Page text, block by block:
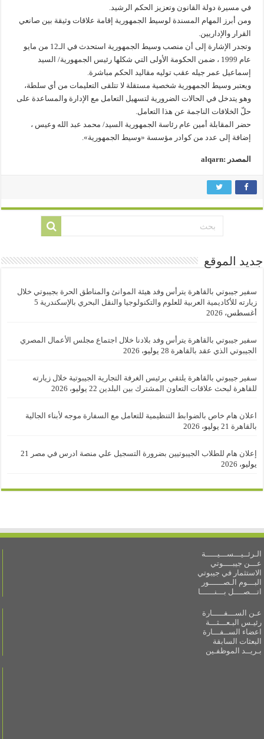
في مسيرة دولة القانون وتعزيز الحكم الرشيد.
ومن أبرز المهام المسندة لوسيط الجمهورية إقامة علاقات وثيقة بين صانعي
القرار والإداريين.
وتجدر الإشارة إلى أن منصب وسيط الجمهورية استحدث في الـ12 من مايو
عام 1999 ، ضمن الحكومة الأولى التي شكلها رئيس الجمهورية/ السيد
إسماعيل عمر جيله عقب توليه مقاليد الحكم مباشرة.
ويعتبر وسيط الجمهورية شخصية مستقلة لا تتلقى التعليمات من أي سلطة،
وهو يتدخل في الحالات الضرورية لتسهيل التعامل مع الإدارة والمساعدة على
حلّ الخلافات الناجمة عن هذا التعامل.
حضر المقابلة أمين عام رئاسة الجمهورية السيد/ محمد عبد الله وعيس ،
إضافة إلى عدد من كوادر مؤسسة «وسيط الجمهورية».
المصدر :alqarn
جديد الموقع
سفير جيبوتي بالقاهرة يترأس وفد هيئة الموانئ والمناطق الحرة بجيبوتي خلال
زيارته للأكاديمية العربية للعلوم والتكنولوجيا والنقل البحري بالإسكندرية 5
أغسطس، 2026
سفير جيبوتي بالقاهرة يترأس وفد بلادنا خلال اجتماع مجلس الأعمال المصري
الجيبوتي الذي عقد بالقاهرة 28 يوليو، 2026
سفير جيبوتي بالقاهرة يلتقي برئيس الغرفة التجارية الجيبوتية خلال زيارته
للقاهرة لبحث علاقات التعاون المشترك بين البلدين 22 يوليو، 2026
اعلان هام خاص بالضوابط التنظيمية للتعامل مع السفارة موجه لأبناء الجالية
بالقاهرة 21 يوليو، 2026
إعلان هام للطلاب الجيبوتيين بضرورة التسجيل علي منصة ادرس في مصر 21
يوليو، 2026
الـرئــيـــســـيـــــة
عـــن جيبــــوتي
الاستثمار في جيبوتي
البـــوم الـصــــــور
اتـــصــــل بـــنــــــا
عـن الســـفـــــارة
رئيـس البـعـــثـــة
اعضاء الســفـــارة
البعثات السابقة
بـريــد الموظفـين